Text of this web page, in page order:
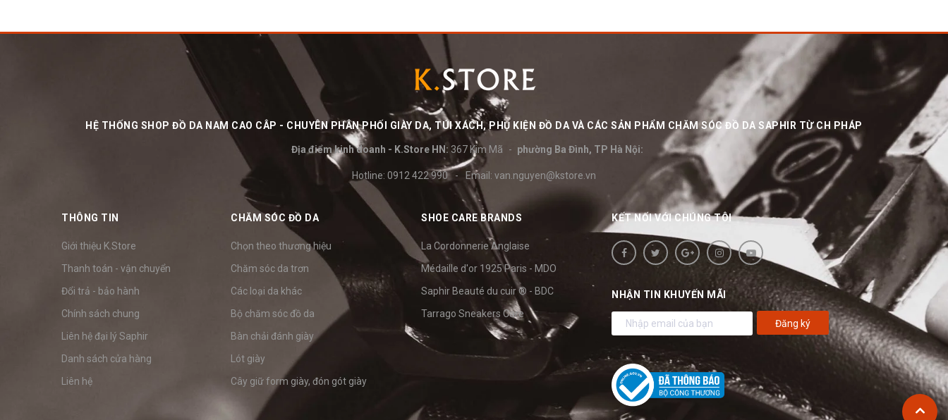
HỆ THỐNG SHOP ĐỒ DA NAM CAO CÂP - CHUYÊN PHÂN PHỐI GIÀY DA, TÚI XÁCH, PHỤ KIỆN ĐỒ DA VÀ CÁC SẢN PHẨM CHĂM SÓC ĐỒ DA SAPHIR TỪ CH PHÁP
Địa điểm kinh doanh - K.Store HN: 367 Kim Mã phường Ba Đình, TP Hà Nội:
Hotline: 0912 422 990 - Email: van.nguyen@kstore.vn
THÔNG TIN
Giới thiệu K.Store
Thanh toán - vận chuyển
Đổi trả - bảo hành
Chính sách chung
Liên hệ đại lý Saphir
Danh sách cửa hàng
Liên hệ
CHĂM SÓC ĐỒ DA
Chọn theo thương hiệu
Chăm sóc da trơn
Các loại da khác
Bộ chăm sóc đồ da
Bàn chải đánh giày
Lót giày
Cây giữ form giày, đón gót giày
SHOE CARE BRANDS
La Cordonnerie Anglaise
Médaille d'or 1925 Paris - MDO
Saphir Beauté du cuir ® - BDC
Tarrago Sneakers Care
KẾT NỐI VỚI CHÚNG TÔI
NHẬN TIN KHUYẾN MÃI
Đăng ký